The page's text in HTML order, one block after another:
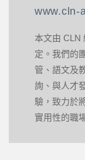
www.cln-
本文由 CLN
定。我們的
管、語文及
詢、與人才
驗，致力於
實用性的職